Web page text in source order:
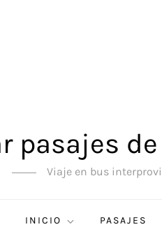
pasajes
Viaje en bus
INICIO PASAJES